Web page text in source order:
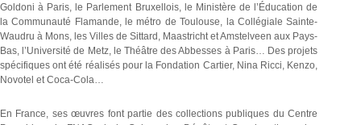
Goldoni à Paris, le Parlement Bruxellois, le Ministère de l’Éducation de
la Communauté Flamande, le métro de Toulouse, la Collégiale Sainte-
Waudru à Mons, les Villes de Sittard, Maastricht et Amstelveen aux Pays-
Bas, l’Université de Metz, le Théâtre des Abbesses à Paris… Des projets
spécifiques ont été réalisés pour la Fondation Cartier, Nina Ricci, Kenzo,
Novotel et Coca-Cola…
En France, ses œuvres font partie des collections publiques du Centre